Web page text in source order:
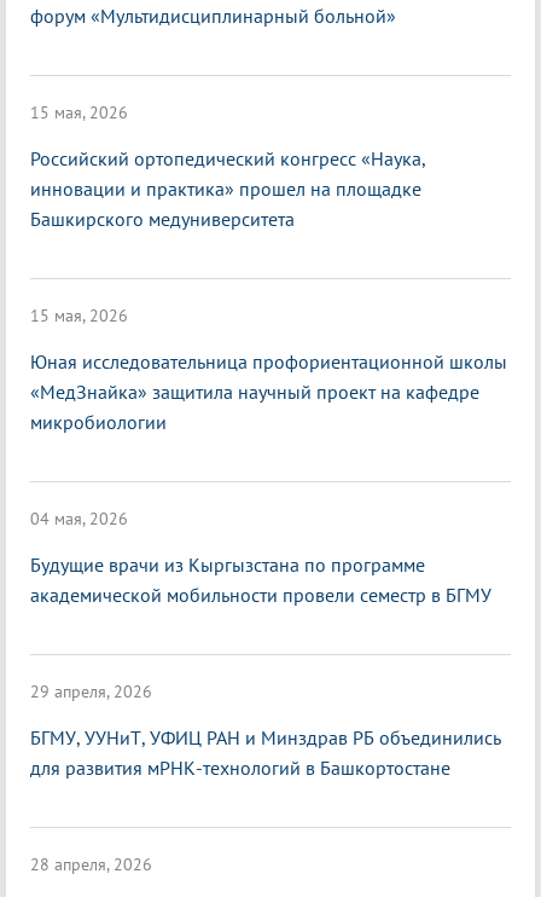
форум «Мультидисциплинарный больной»
15 мая, 2026
Российский ортопедический конгресс «Наука,
инновации и практика» прошел на площадке
Башкирского медуниверситета
15 мая, 2026
Юная исследовательница профориентационной школы
«МедЗнайка» защитила научный проект на кафедре
микробиологии
04 мая, 2026
Будущие врачи из Кыргызстана по программе
академической мобильности провели семестр в БГМУ
29 апреля, 2026
БГМУ, УУНиТ, УФИЦ РАН и Минздрав РБ объединились
для развития мРНК-технологий в Башкортостане
28 апреля, 2026